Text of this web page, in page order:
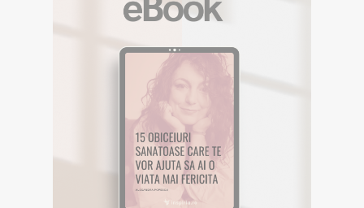
EBOOK GRATUIT
Descarca aici eBookul gratuit care sper
sa te inspire in Calatoria ta.
DESCOPERA